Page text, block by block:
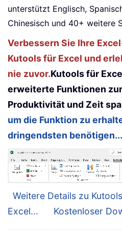
unterstützt Englisch,
Chinesisch und 40+ weitere
Verbessern Sie Ihre
Kutools für Excel und
nie zuvor.Kutools für
erweiterte Funktionen
Produktivität und Zeit
um die Funktion zu
dringendsten benötigen...
Weitere Details zu
Excel...
Kostenloser